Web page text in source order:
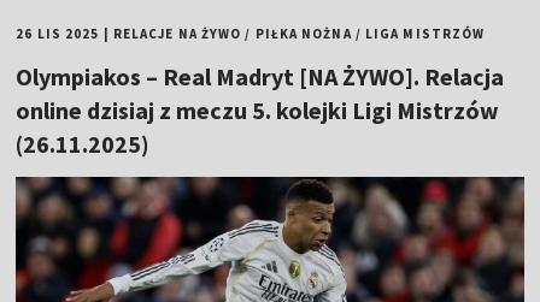
26 LIS 2025 RELACJE NA ŻYWO / PIŁKA NOŻNA/ LIGA MISTRZÓW
Olympiakos – Real Madryt [NA ŻYWO]. Relacja
online dzisiaj z meczu 5. kolejki Ligi Mistrzów
(26.11.2025)